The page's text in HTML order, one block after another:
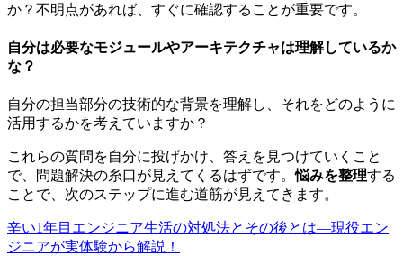
か？不明点があれば、すぐに確認することが重要です。
自分は必要なモジュールやアーキテクチャは理解しているか
な？
自分の担当部分の技術的な背景を理解し、それをどのように
活用するかを考えていますか？
これらの質問を自分に投げかけ、答えを見つけていくこと
で、問題解決の糸口が見えてくるはずです。悩みを整理する
ことで、次のステップに進む道筋が見えてきます。
辛い1年目エンジニア生活の対処法とその後とは―現役エン
ジニアが実体験から解説！